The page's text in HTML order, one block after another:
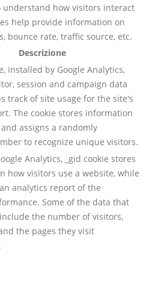
understand how visitors interact
help provide information on
bounce rate, traffic source, etc.
Descrizione
installed by Google Analytics,
session and campaign data
track of site usage for the site's
The cookie stores information
assigns a randomly
to recognize unique visitors.
Analytics, _gid cookie stores
how visitors use a website, while
analytics report of the
Some of the data that
the number of visitors,
the pages they visit